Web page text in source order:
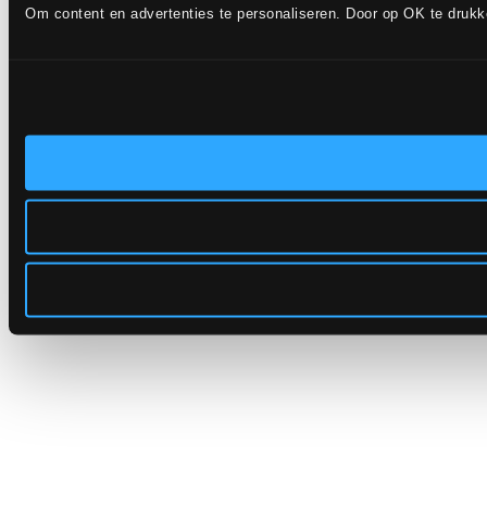
Om content en advertenties te personaliseren. Door op OK te